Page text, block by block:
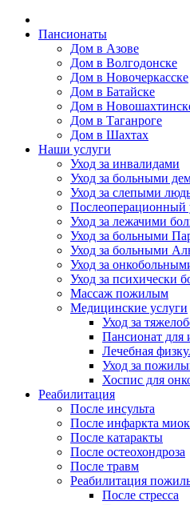
Пансионаты
Дом в Азове
Дом в Волгодонске
Дом в Новочеркасске
Дом в Батайске
Дом в
Дом в Таганроге
Дом в Шахтах
Наши услуги
Уход за инвалидами
Уход за больными
Уход за слепыми
Послеоперационный
Уход за лежачими
Уход за больными
Уход за больными
Уход за
Уход за психически
Массаж пожилым
Медицинские услуги
Уход за
Пансионат для
Лечебная
Уход за
Хоспис для
Реабилитация
После инсульта
После инфаркта
После катаракты
После остеохондроза
После травм
Реабилитация
После стресса